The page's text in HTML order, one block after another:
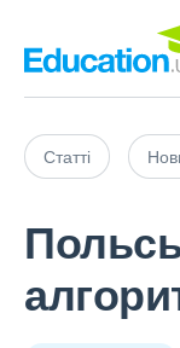
Статті